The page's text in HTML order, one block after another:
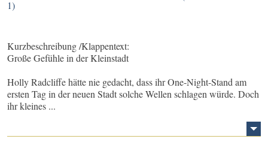
1)
Kurzbeschreibung /Klappentext:
Große Gefühle in der Kleinstadt
Holly Radcliffe hätte nie gedacht, dass ihr One-Night-Stand am
ersten Tag in der neuen Stadt solche Wellen schlagen würde. Doch
ihr kleines ...